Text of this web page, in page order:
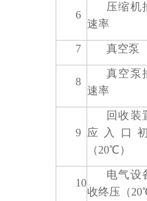
6
压缩机
速率
7 真空泵
8
真空泵
速率
9
回收装
应入口
（20℃）
10
电气设
收终压（